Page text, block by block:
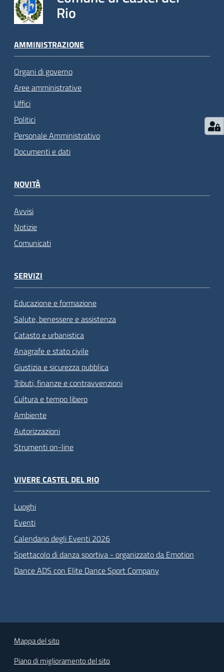
Rio
AMMINISTRAZIONE
Organi di governo
Aree amministrative
Uffici
Politici
Personale Amministrativo
Documenti e dati
NOVITÀ
Avvisi
Notizie
Comunicati
SERVIZI
Educazione e formazione
Salute, benessere e assistenza
Catasto e urbanistica
Anagrafe e stato civile
Giustizia e sicurezza pubblica
Tributi, finanze e contravvenzioni
Cultura e tempo libero
Ambiente
Autorizzazioni
Strumenti on-line
VIVERE CASTEL DEL RIO
Luoghi
Eventi
Calendario degli Eventi 2026
Spettacolo di danza sportiva - organizzato da Emotion
Dance ADS con Elite Dance Sport Company
Mappa del sito
Piano di miglioramento del sito